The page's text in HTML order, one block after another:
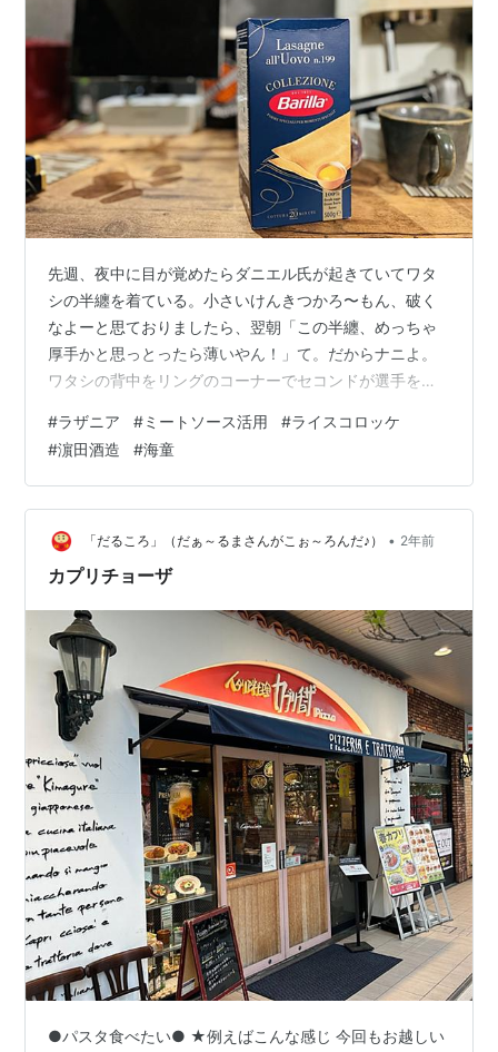
先週、夜中に目が覚めたらダニエル氏が起きていてワタ
シの半纏を着ている。小さいけんきつかろ〜もん、破く
なよーと思ておりましたら、翌朝「この半纏、めっちゃ
厚手かと思っとったら薄いやん！」て。だからナニよ。
ワタシの背中をリングのコーナーでセコンドが選手をパ
全部肉やった」って。わし、格闘技選手か！ パンパンす
な！ そんな失敬なダニエル氏のご飯ですヨ。（パンの記
事はちょいお待ちくださいまし。）まだ食欲が今ひとつ
戻らず、食べたいものをリクエストして作ってもらう
日々。でも冷蔵庫ストックのミートソースをそろそろ使
わねば、という事で映画を見に行ったモールのカル…
#ラザニア #ミートソース活用 #ライスコロッケ
#濵田酒造 #海童
「だるころ」（だぁ～るまさんがこぉ～ろんだ♪） • 2年前
カプリチョーザ
●パスタ食べたい● ★例えばこんな感じ 今回もお越しい